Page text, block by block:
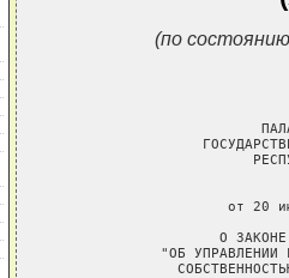
(по
от 20
О
"ОБ УПРАВЛЕНИИ